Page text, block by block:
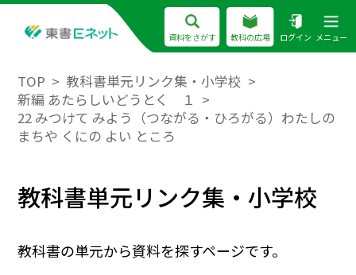
資料をさがす 教科の広場 ログイン メニュー
TOP
教科書単元リンク集・小学校
新編 あたらしいどうとく １
22 みつけて みよう（つながる・ひろがる）わたしの
まちや くにの よい ところ
教科書単元リンク集・小学校
教科書の単元から資料を探すページです。